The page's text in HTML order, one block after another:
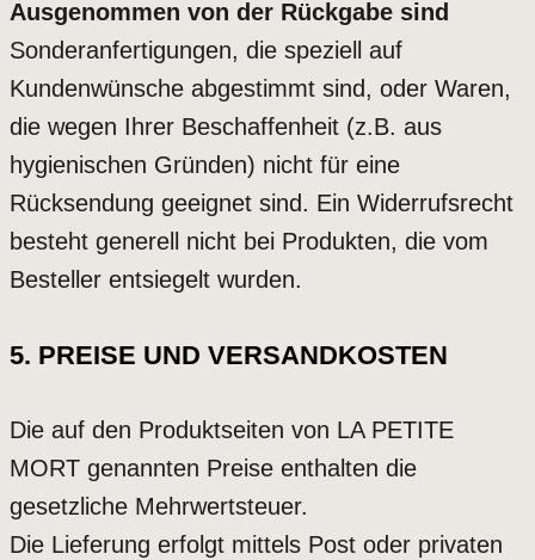
Ausgenommen von der Rückgabe sind
Sonderanfertigungen, die speziell auf
Kundenwünsche abgestimmt sind, oder Waren,
die wegen Ihrer Beschaffenheit (z.B. aus
hygienischen Gründen) nicht für eine
Rücksendung geeignet sind. Ein Widerrufsrecht
besteht generell nicht bei Produkten, die vom
Besteller entsiegelt wurden.
5. PREISE UND VERSANDKOSTEN
Die auf den Produktseiten von LA PETITE
MORT genannten Preise enthalten die
gesetzliche Mehrwertsteuer.
Die Lieferung erfolgt mittels Post oder privaten